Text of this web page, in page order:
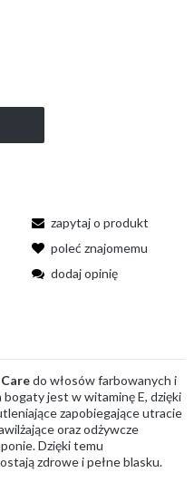
zapytaj o produkt
poleć znajomemu
dodaj opinię
do włosów farbowanych i
bogaty jest w witaminę E, dzięki
zapobiegające utracie
oraz odżywcze
Dzięki temu
zdrowe i pełne blasku.